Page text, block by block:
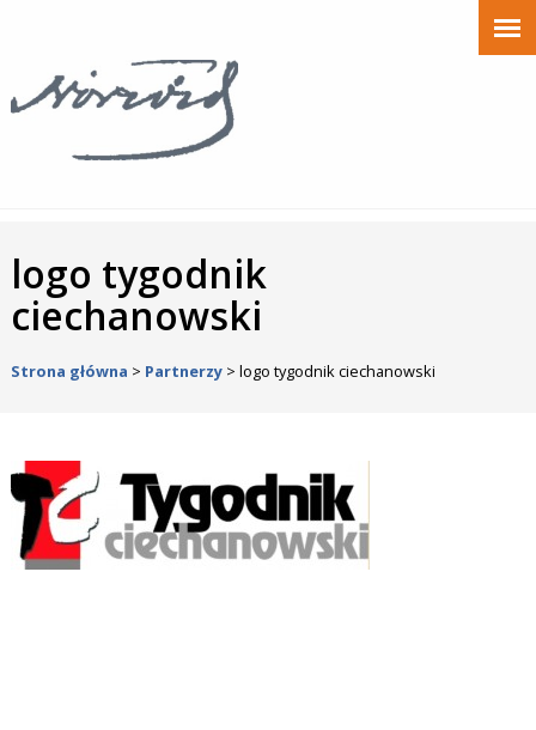
logo tygodnik
ciechanowski
Strona główna > Partnerzy> logo tygodnik ciechanowski